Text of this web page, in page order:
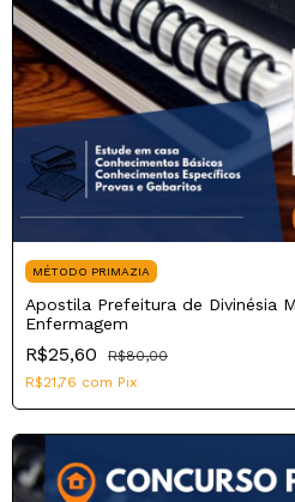
MÉTODO PRIMAZIA
Apostila Prefeitura de Divinésia
Enfermagem
R$25,60
R$80,00
R$21,76 com Pix